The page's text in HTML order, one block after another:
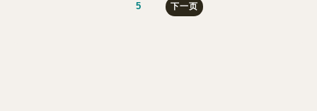
5 下一页